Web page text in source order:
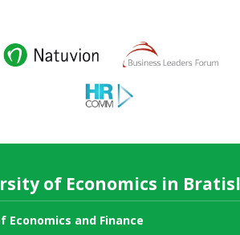
of Economics in
Economics and Finance